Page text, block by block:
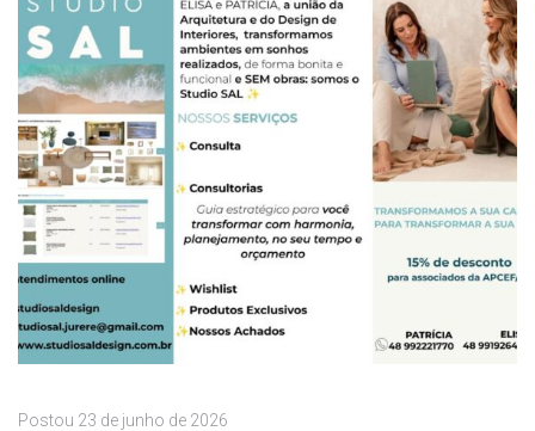
Postou 23 de junho de 2026